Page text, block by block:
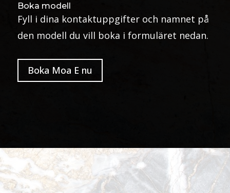
Boka modell
Fyll i dina kontaktuppgifter och namnet på
den modell du vill boka i formuläret nedan.
Boka Moa E nu